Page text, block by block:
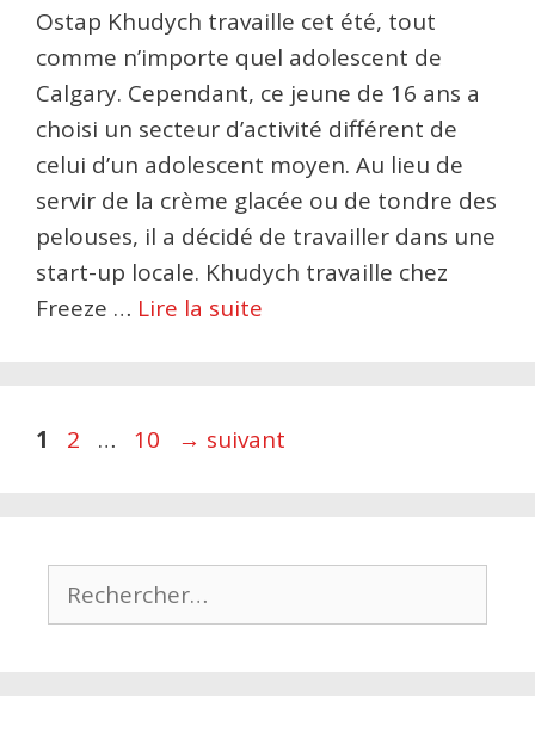
Ostap Khudych travaille cet été, tout
comme n’importe quel adolescent de
Calgary. Cependant, ce jeune de 16 ans a
choisi un secteur d’activité différent de
celui d’un adolescent moyen. Au lieu de
servir de la crème glacée ou de tondre des
pelouses, il a décidé de travailler dans une
start-up locale. Khudych travaille chez
Freeze … Lire la suite
Page
1 Page
2 … Page
10 → suivant
Rechercher :